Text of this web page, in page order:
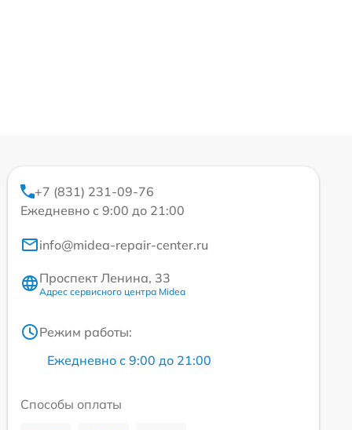
+7 (831) 231-09-76
Ежедневно с 9:00 до 21:00
info@midea-repair-center.ru
Проспект Ленина, 33
Адрес сервисного центра Midea
Режим работы:
Ежедневно с 9:00 до 21:00
Способы оплаты